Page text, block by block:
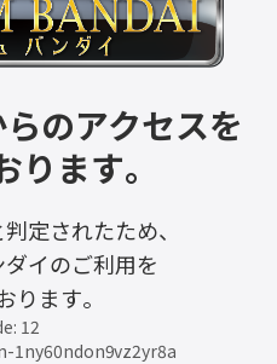
のアクセスを
ます。
定されたため、
イのご利用を
ります。
12
1ny60ndon9vz2yr8a